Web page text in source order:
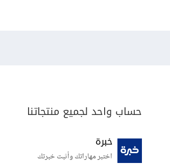
حساب واحد لجميع منتجاتنا
خبرة
اختبر مهاراتك وأثبت خبرتك